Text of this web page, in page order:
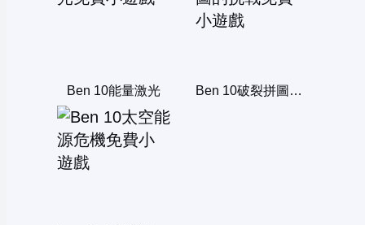
Ben 10能量激光 Ben 10破裂拼圖的挑戰